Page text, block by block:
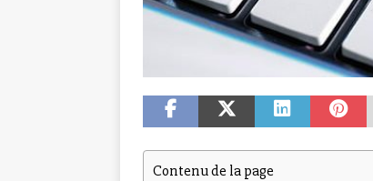
Contenu de la page